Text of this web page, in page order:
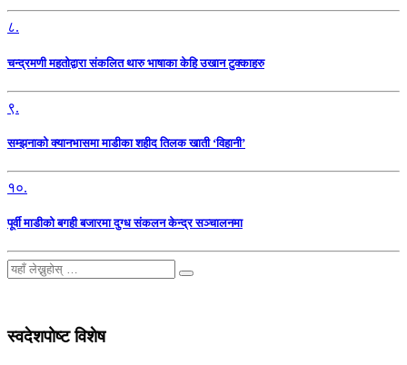
८.
चन्द्रमणी महतोद्वारा संकलित थारु भाषाका केहि उखान टुक्काहरु
९.
सम्झनाको क्यानभासमा माडीका शहीद तिलक खाती ‘विहानी’
१०.
पूर्वी माडीको बगही बजारमा दुग्ध संकलन केन्द्र सञ्चालनमा
स्वदेशपोष्ट विशेष